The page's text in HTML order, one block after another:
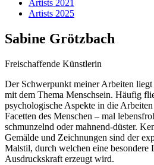
Artists 2021
Artists 2025
Sabine Grötzbach
Freischaffende Künstlerin
Der Schwerpunkt meiner Arbeiten
mit dem Thema Menschsein. Häufig
psychologische Aspekte in die
Facetten des Menschen – mal
schmunzelnd oder mahnend-düster.
Gemälde und Zeichnungen sind der
Malstil, durch welchen eine besondere
Ausdruckskraft erzeugt wird.